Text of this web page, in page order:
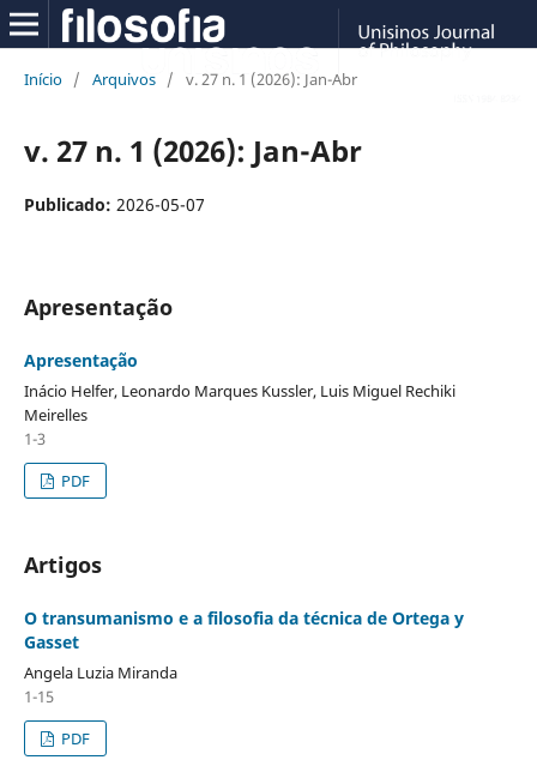
Início / Arquivos / v. 27 n. 1 (2026): Jan-Abr
v. 27 n. 1 (2026): Jan-Abr
Publicado: 2026-05-07
Apresentação
Apresentação
Inácio Helfer, Leonardo Marques Kussler, Luis Miguel Rechiki
Meirelles
1-3
PDF
Artigos
O transumanismo e a filosofia da técnica de Ortega y
Gasset
Angela Luzia Miranda
1-15
PDF